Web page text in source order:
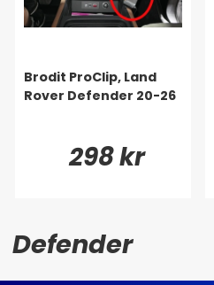
Brodit ProClip, Land
Rover Defender 20-26
298 kr
Defender